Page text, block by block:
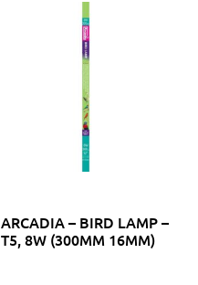
ARCADIA – BIRD LAMP –
T5, 8W (300MM 16MM)